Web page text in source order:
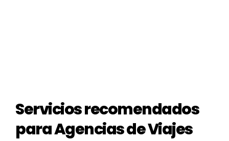
Servicios recomendados
para Agencias de Viajes